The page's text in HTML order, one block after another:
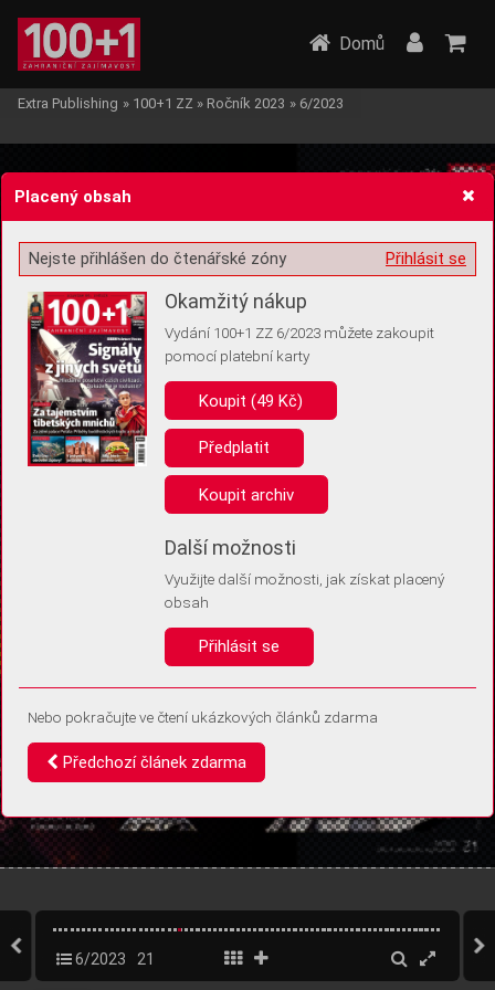
Žádost o souhlas s ukládáním volitelných informací
Pro základní fungování webu nepotřebujeme ukládat žádné informace
(tzv. cookies apod.). Rádi bychom vás ale požádali o souhlas s
uložením volitelných informací:
Anonymní unikátní ID
Díky němu příště poznáme, že se jedná o stejné zařízení, a
Identifikátor je zcela anonymní.
Vaše souhlasy a odmítnutí si ukládáme do vašeho zařízení, abychom se
vás už příště znovu neptali. Můžete je kdykoli později upravit ve Správě
Domů
Extra Publishing » 100+1 ZZ » Ročník 2023 » 6/2023
6/2023 21
Placený obsah
Přihlásit se
Nejste přihlášen do čtenářské zóny
Okamžitý nákup
Vydání 100+1 ZZ 6/2023 můžete zakoupit
pomocí platební karty
Koupit (49 Kč)
Předplatit
Koupit archiv
Další možnosti
Využijte další možnosti, jak získat placený
obsah
Přihlásit se
Nebo pokračujte ve čtení ukázkových článků zdarma
Předchozí článek zdarma